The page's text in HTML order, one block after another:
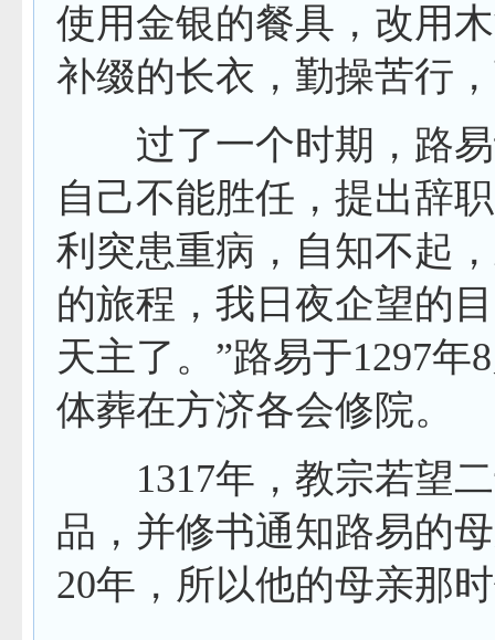
使用金银的餐具，改用
补缀的长衣，勤操苦行
过了一个时期，路易
自己不能胜任，提出辞
利突患重病，自知不起
的旅程，我日夜企望的
天主了。”路易于1297年8
体葬在方济各会修院。
1317年，教宗若望
品，并修书通知路易的
20年，所以他的母亲那